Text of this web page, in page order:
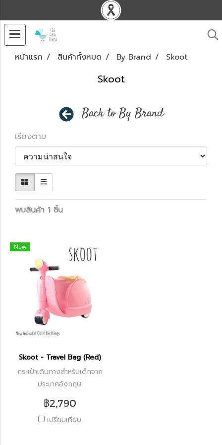
หน้าแรก สินค้าทั้งหมด By Brand Skoot
Skoot
Back to By Brand
เรียงตาม
พบสินค้า 1 ชิ้น
New
Skoot - Travel Bag (Red)
กระเป๋าเดินทางสำหรับเด็กจาก
ประเทศอังกฤษ
฿2,790
เปรียบเทียบ